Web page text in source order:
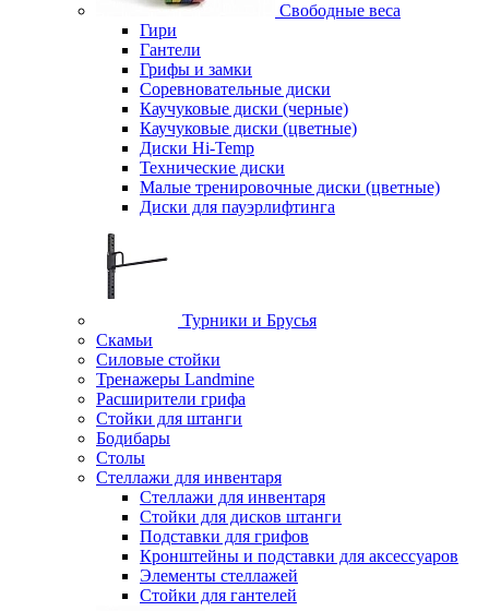
Свободные веса
Гири
Гантели
Грифы и замки
Соревновательные диски
Каучуковые диски (черные)
Каучуковые диски (цветные)
Диски Hi-Temp
Технические диски
Малые тренировочные диски (цветные)
Диски для пауэрлифтинга
Турники и Брусья
Скамьи
Силовые стойки
Тренажеры Landmine
Расширители грифа
Стойки для штанги
Бодибары
Столы
Стеллажи для инвентаря
Стеллажи для инвентаря
Стойки для дисков штанги
Подставки для грифов
Кронштейны и подставки для аксессуаров
Элементы стеллажей
Стойки для гантелей